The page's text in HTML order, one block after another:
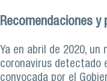
Recomendaciones
Ya en abril de 2020, un
coronavirus detectado
convocada por el